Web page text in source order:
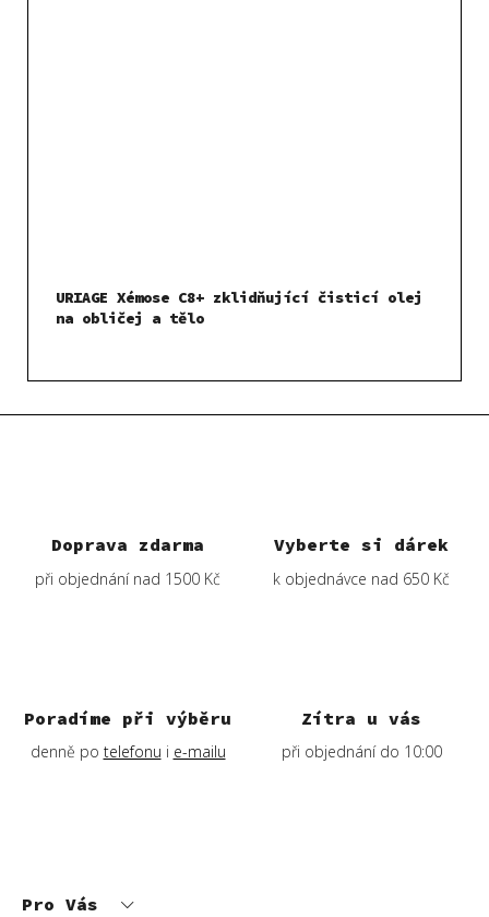
Doprava zdarma
při objednání nad 1500 Kč
Vyberte si dárek
k objednávce nad 650 Kč
Poradíme při výběru
denně po telefonu i e-mailu
Zítra u vás
při objednání do 10:00
URIAGE Xémose C8+ zklidňující čisticí olej
na obličej a tělo
Pro Vás